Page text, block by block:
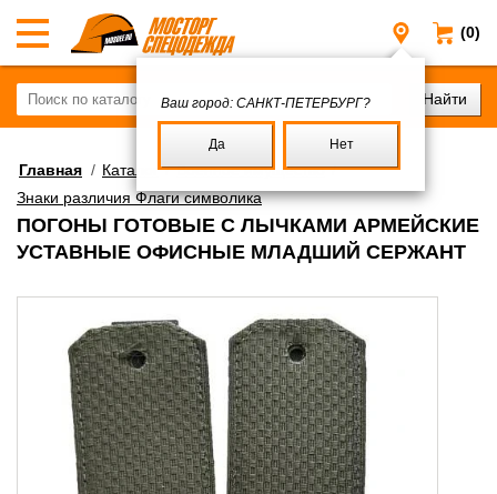
(0)
Санкт-
Ваш город: САНКТ-ПЕТЕРБУРГ?
Да Нет
Главная / Каталог/Военное имущество/
Знаки различия Флаги символика
ПОГОНЫ ГОТОВЫЕ С ЛЫЧКАМИ АРМЕЙСКИЕ
УСТАВНЫЕ ОФИСНЫЕ МЛАДШИЙ СЕРЖАНТ